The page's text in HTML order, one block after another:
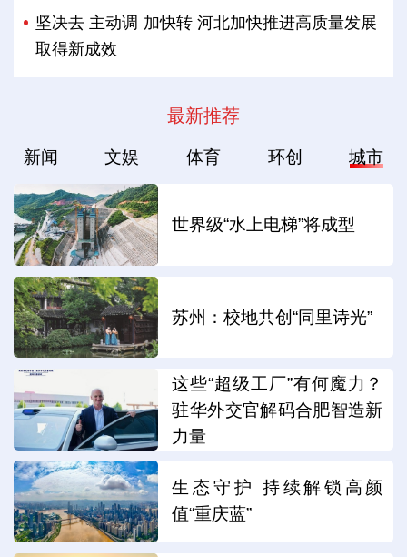
坚决去 主动调 加快转 河北加快推进高质量发展
取得新成效
最新推荐
新闻 文娱 体育 环创 城市
世界级“水上电梯”将成型
苏州：校地共创“同里诗光”
这些“超级工厂”有何魔力？
驻华外交官解码合肥智造新
力量
生态守护 持续解锁高颜
值“重庆蓝”